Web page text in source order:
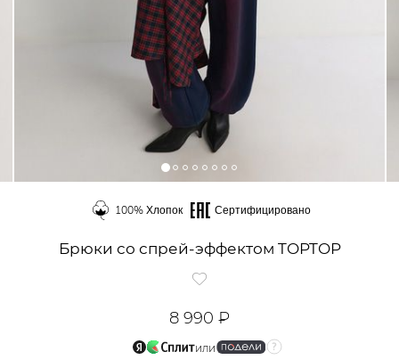
100% Хлопок Сертифицировано
Брюки со спрей-эффектом TOPTOP
8 990 ₽
или